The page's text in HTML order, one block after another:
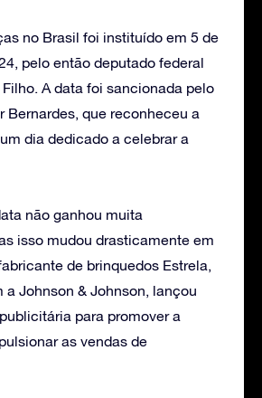
no Brasil foi instituído em 5 de
pelo então deputado federal
A data foi sancionada pelo
Bernardes, que reconheceu a
dia dedicado a celebrar a
não ganhou muita
isso mudou drasticamente em
de brinquedos Estrela,
a Johnson & Johnson, lançou
para promover a
as vendas de